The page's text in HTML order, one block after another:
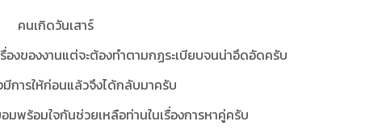
คนเกิดวันเสาร์
รื่องของงานแต่จะต้องทำตามกฏระเบียบจนน่าอึดอัดครับ
มีการให้ก่อนแล้วจึงได้กลับมาครับ
มพร้อมใจกันช่วยเหลือท่านในเรื่องการหาคู่ครับ